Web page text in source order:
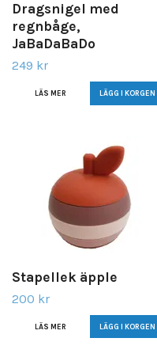
Dragsnigel med
regnbåge,
JaBaDaBaDo
249 kr
LÄS MER
Stapellek äpple
200 kr
LÄS MER